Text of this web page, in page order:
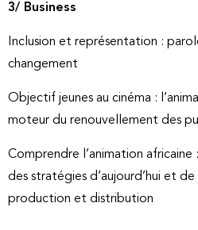
3/ Business
Inclusion et représentation :
changement
Objectif jeunes au cinéma :
moteur du renouvellement des
Comprendre l’animation
des stratégies d’aujourd’hui et
production et distribution